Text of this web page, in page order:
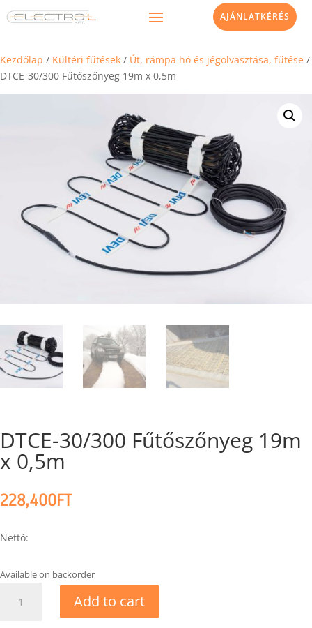
AJÁNLATKÉRÉS
Kezdőlap / Kültéri fűtések / Út, rámpa hó és jégolvasztása, fűtése /
DTCE-30/300 Fűtőszőnyeg 19m x 0,5m
DTCE-30/300 Fűtőszőnyeg 19m
x 0,5m
228,400FT
Nettó:
Available on backorder
30/300
Add to cart